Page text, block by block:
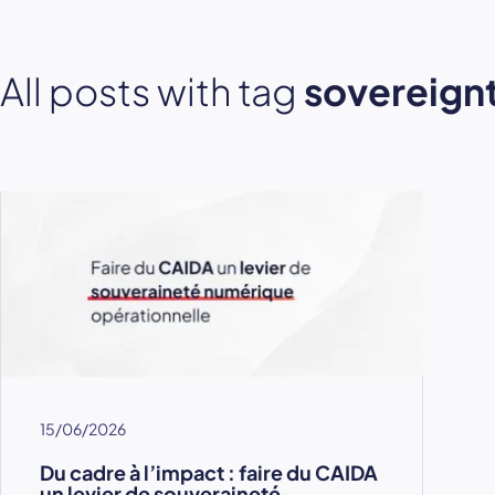
All posts with tag
15/06/2026
Du cadre à l’impact : faire du CAIDA